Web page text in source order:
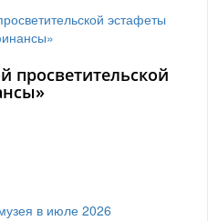
просветительской